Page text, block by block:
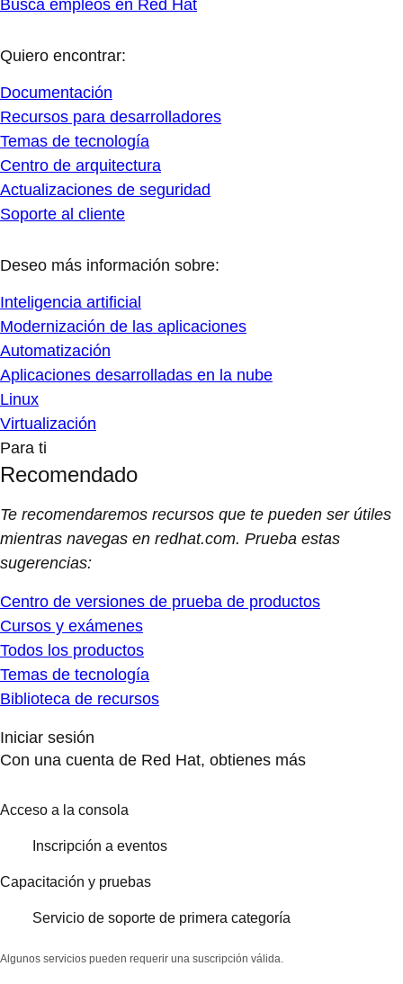
Busca empleos en Red Hat
Quiero encontrar:
Documentación
Recursos para desarrolladores
Temas de tecnología
Centro de arquitectura
Actualizaciones de seguridad
Soporte al cliente
Deseo más información sobre:
Inteligencia artificial
Modernización de las aplicaciones
Automatización
Aplicaciones desarrolladas en la nube
Linux
Virtualización
Para ti
Recomendado
Te recomendaremos recursos que te pueden ser útiles
mientras navegas en redhat.com. Prueba estas
sugerencias:
Centro de versiones de prueba de productos
Cursos y exámenes
Todos los productos
Temas de tecnología
Biblioteca de recursos
Iniciar sesión
Con una cuenta de Red Hat, obtienes más
Acceso a la consola
Inscripción a eventos
Capacitación y pruebas
Servicio de soporte de primera categoría
Algunos servicios pueden requerir una suscripción válida.